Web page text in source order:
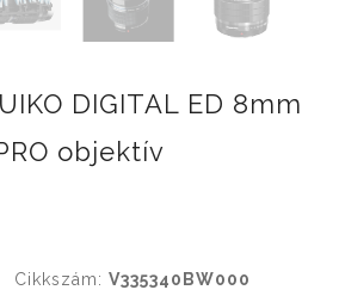
DIGITAL ED 8mm
objektív
Cikkszám: V335340BW000